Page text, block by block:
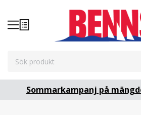
Sommarkampanj på